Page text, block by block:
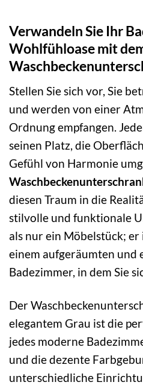
Verwandeln Sie Ihr
Wohlfühloase mit
Stellen Sie sich vor, Sie
und werden von einer
Ordnung empfangen.
seinen Platz, die
Gefühl von Harmonie
diesen Traum in die
stilvolle und funktionale
als nur ein Möbelstück; er
einem aufgeräumten und
Badezimmer, in dem Sie
Der
elegantem Grau ist die
jedes moderne
und die dezente
unterschiedliche